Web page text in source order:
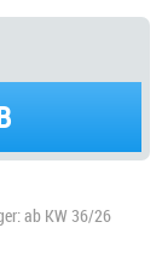
ab KW 36/26